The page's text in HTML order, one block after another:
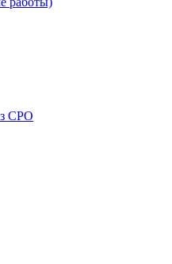
СРО